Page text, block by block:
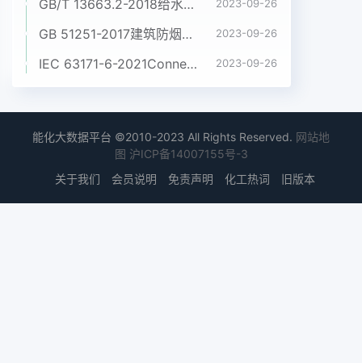
GB/T 13663.2-2018给水用聚乙烯(PE)管道系统 第2部分:管材 2023-09-26
GB 51251-2017建筑防烟排烟系统技术标准 2023-09-26
IEC 63171-6-2021Connectors for electrical and electronic equipment - Part 6: Detail specification for 2-way and 4-way (data/power), shielded, free and fixed connectors for power and data transmission with frequencies up to 600 MHz 2023-09-26
能化大数据平台 ©2010-2023 All Rights Reserved. 网站地
图 沪ICP备14007155号-3
关于我们
会员说明 免责声明 化工热词 旧版本